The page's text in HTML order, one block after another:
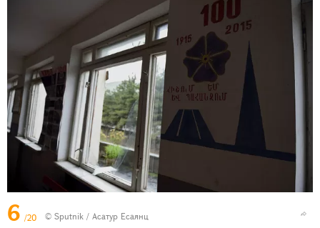
6 /20 © Sputnik / Асатур Есаянц